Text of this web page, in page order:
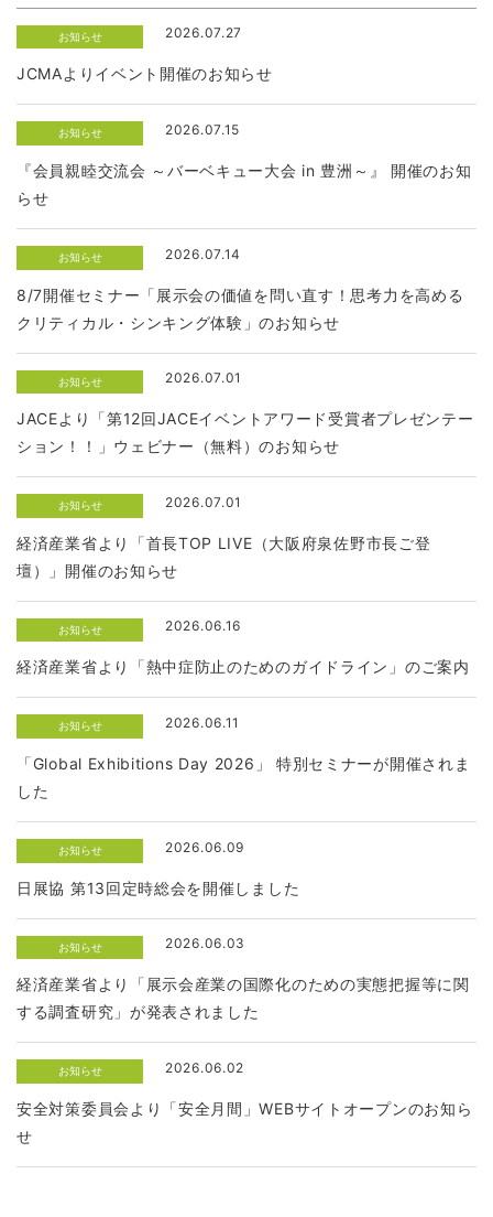
お知らせ 2026.07.27
JCMAよりイベント開催のお知らせ
お知らせ 2026.07.15
『会員親睦交流会 ～バーベキュー大会 in 豊洲～』 開催のお知
らせ
お知らせ 2026.07.14
8/7開催セミナー「展示会の価値を問い直す！思考力を高める
クリティカル・シンキング体験」のお知らせ
お知らせ 2026.07.01
JACEより「第12回JACEイベントアワード受賞者プレゼンテー
ション！！」ウェビナー（無料）のお知らせ
お知らせ 2026.07.01
経済産業省より「首長TOP LIVE（大阪府泉佐野市長ご登
壇）」開催のお知らせ
お知らせ 2026.06.16
経済産業省より「熱中症防止のためのガイドライン」のご案内
お知らせ 2026.06.11
「Global Exhibitions Day 2026」 特別セミナーが開催されま
した
お知らせ 2026.06.09
日展協 第13回定時総会を開催しました
お知らせ 2026.06.03
経済産業省より「展示会産業の国際化のための実態把握等に関
する調査研究」が発表されました
お知らせ 2026.06.02
安全対策委員会より「安全月間」WEBサイトオープンのお知ら
せ